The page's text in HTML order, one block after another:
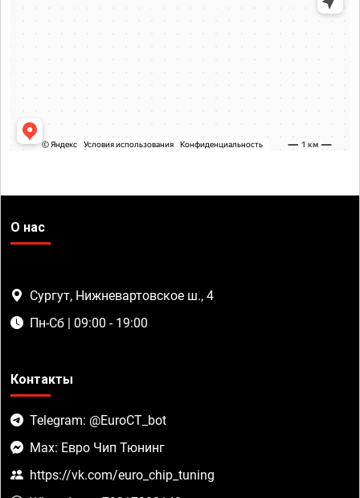
О нас
Сургут, Нижневартовское ш., 4
Пн-Сб | 09:00 - 19:00
Контакты
Telegram: @EuroCT_bot
Max: Евро Чип Тюнинг
https://vk.com/euro_chip_tuning